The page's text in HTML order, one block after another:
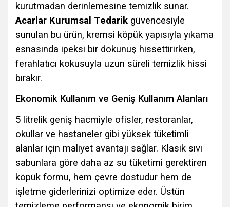
kurutmadan derinlemesine temizlik sunar.
Acarlar Kurumsal Tedarik güvencesiyle
sunulan bu ürün, kremsi köpük yapısıyla yıkama
esnasında ipeksi bir dokunuş hissettirirken,
ferahlatıcı kokusuyla uzun süreli temizlik hissi
bırakır.
Ekonomik Kullanım ve Geniş Kullanım Alanları
5 litrelik geniş hacmiyle ofisler, restoranlar,
okullar ve hastaneler gibi yüksek tüketimli
alanlar için maliyet avantajı sağlar. Klasik sıvı
sabunlara göre daha az su tüketimi gerektiren
köpük formu, hem çevre dostudur hem de
işletme giderlerinizi optimize eder. Üstün